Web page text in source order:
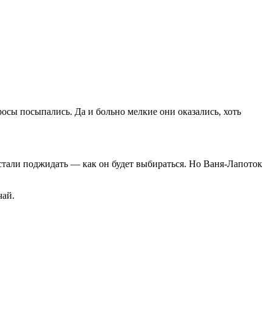
посыпались. Да и больно мелкие они оказались, хоть
поджидать — как он будет выбираться. Но Ваня-Лапоток